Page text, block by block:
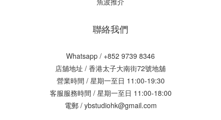
聯絡我們
Whatsapp / +852 9739 8346
店舖地址 / 香港太子大南街72號地舖
營業時間 / 星期一至日 11:00-19:30
客服服務時間 / 星期一至日 11:00-18:00
電郵 / ybstudiohk@gmail.com